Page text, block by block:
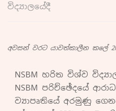
විද්‍යාලයේදී
අවසන් වරට යාවත්කාලීන කලේ
NSBM හරිත විශ්ව
NSBM පරිච්ඡේදයේ
ව්‍යාපෘතියේ අරමුණු